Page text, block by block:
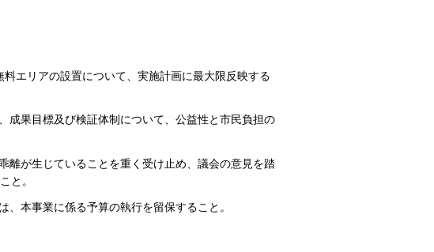
エリアの設置について、実施計画に最大限反映する
成果目標及び検証体制について、公益性と市民負担の
離が生じていることを重く受け止め、議会の意見を踏
と。
本事業に係る予算の執行を留保すること。